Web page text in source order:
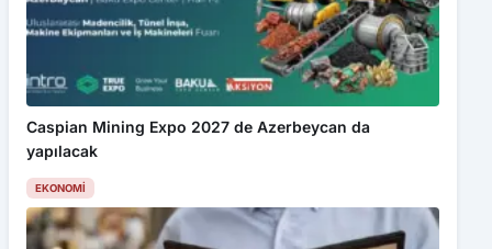
Caspian Mining Expo 2027 de Azerbeycan da
yapılacak
EKONOMI